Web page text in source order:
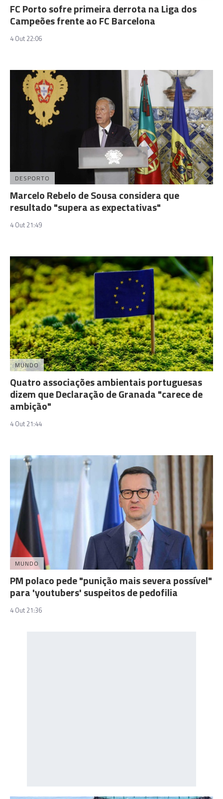
FC Porto sofre primeira derrota na Liga dos
Campeões frente ao FC Barcelona
4 Out 22:06
DESPORTO
Marcelo Rebelo de Sousa considera que
resultado "supera as expectativas"
4 Out 21:49
MUNDO
Quatro associações ambientais portuguesas
dizem que Declaração de Granada "carece de
ambição"
4 Out 21:44
MUNDO
PM polaco pede "punição mais severa possível"
para 'youtubers' suspeitos de pedofilia
4 Out 21:36